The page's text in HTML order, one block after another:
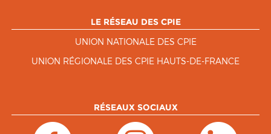
LE RÉSEAU DES CPIE
UNION NATIONALE DES CPIE
UNION RÉGIONALE DES CPIE HAUTS-DE-FRANCE
RÉSEAUX SOCIAUX